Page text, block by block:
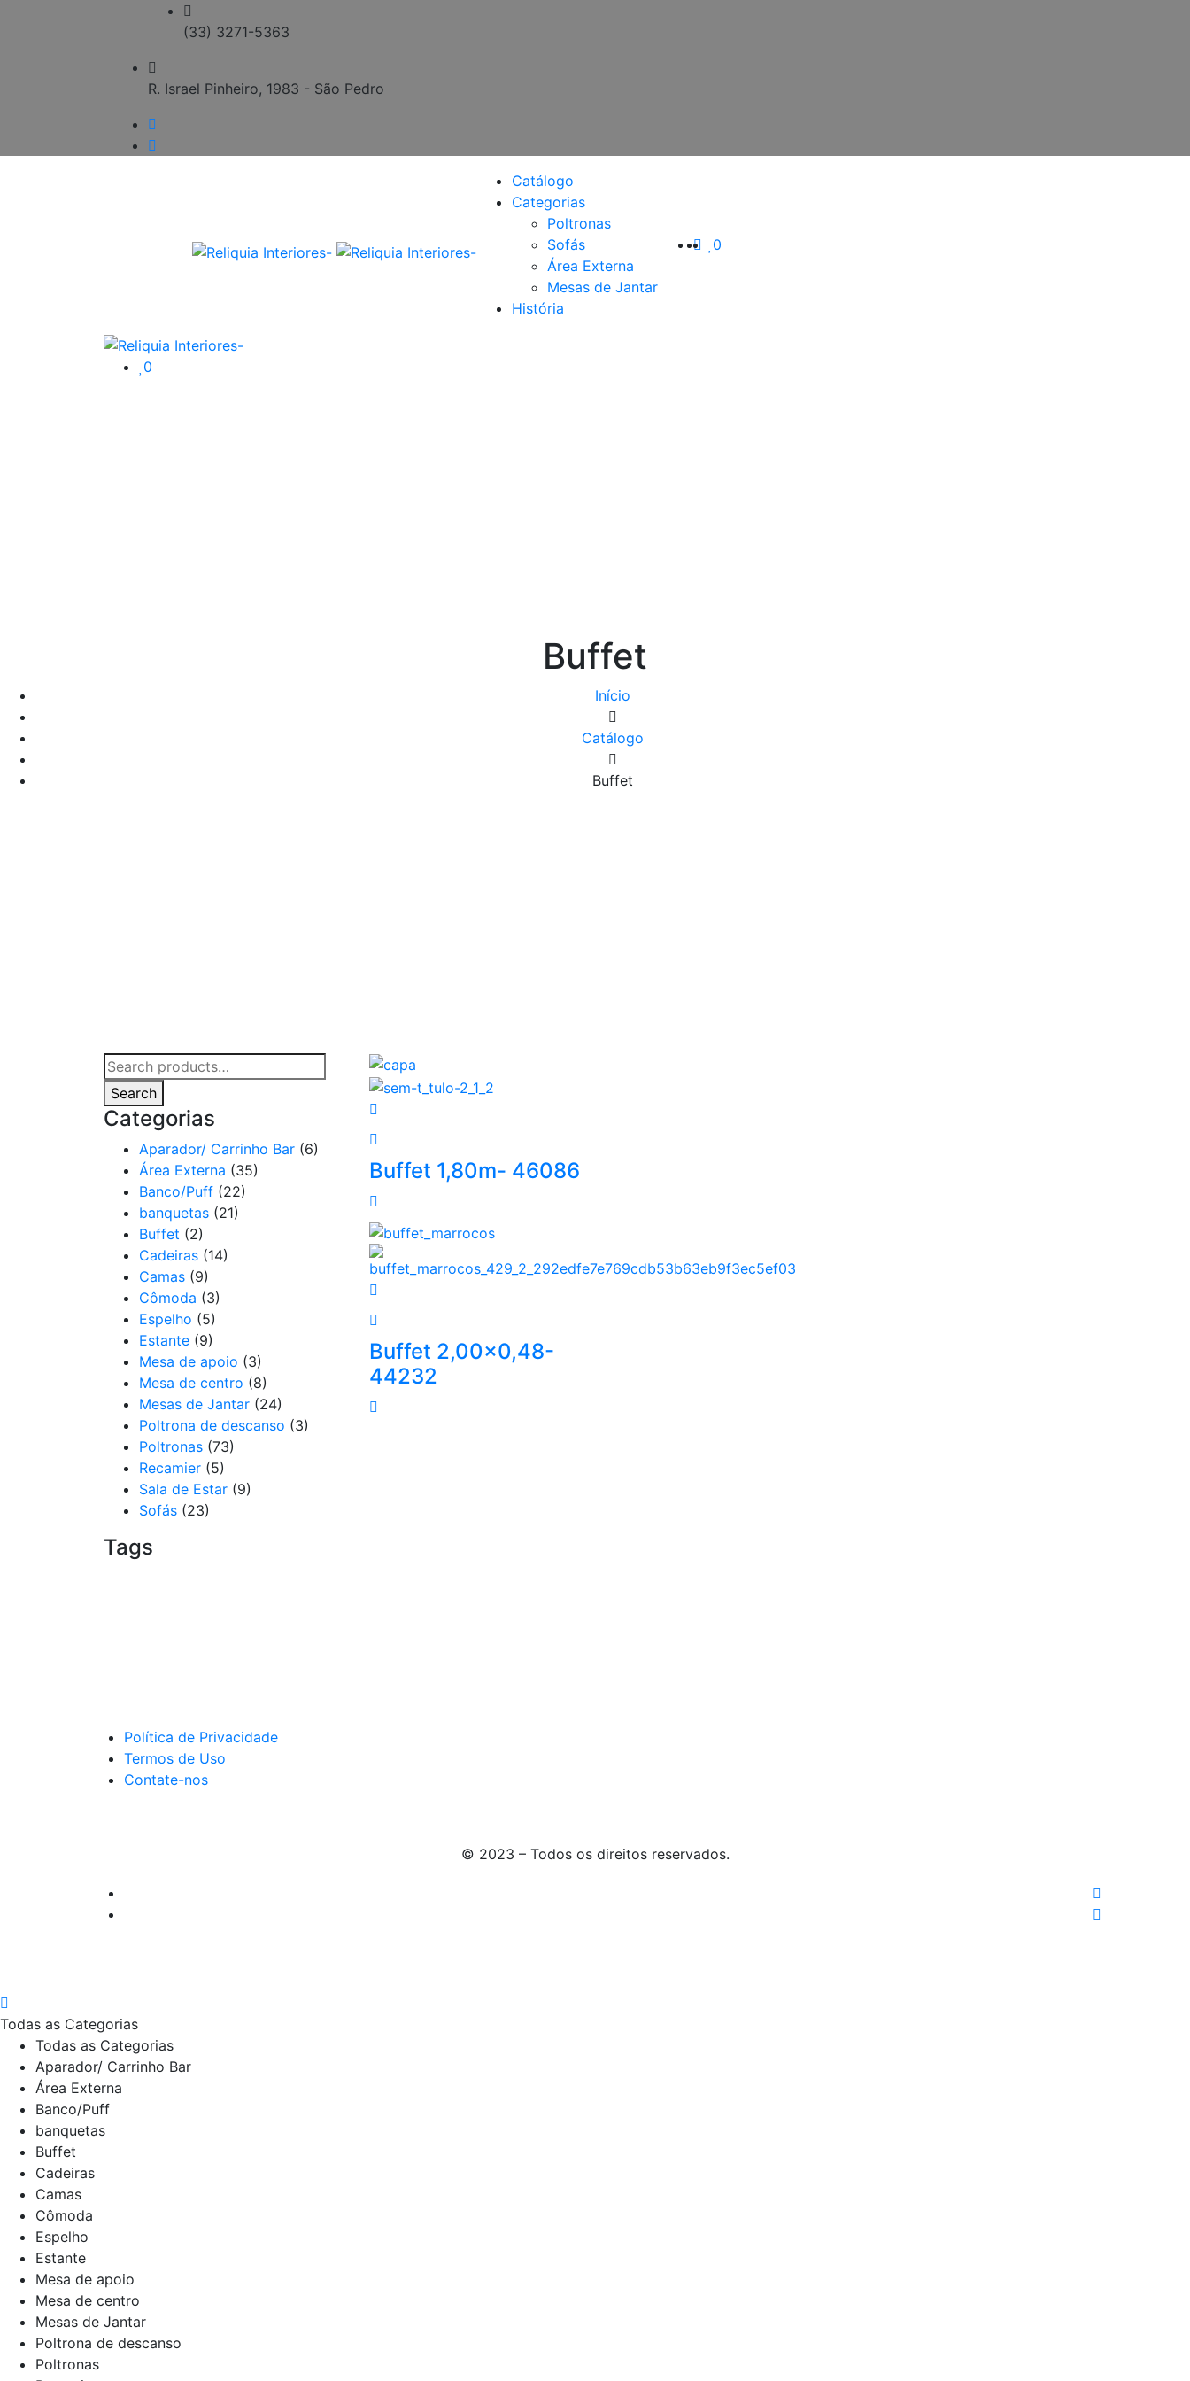
(33) 3271-5363
R. Israel Pinheiro, 1983 - São Pedro
Catálogo
Categorias
Poltronas
Sofás
Área Externa
Mesas de Jantar
História
0
0
Buffet
Início
Catálogo
Buffet
Buffet 1,80m- 46086
Buffet 2,00×0,48-
44232
Search
for:
Search
Categorias
Aparador/ Carrinho Bar (6)
Área Externa (35)
Banco/Puff (22)
banquetas (21)
Buffet (2)
Cadeiras (14)
Camas (9)
Cômoda (3)
Espelho (5)
Estante (9)
Mesa de apoio (3)
Mesa de centro (8)
Mesas de Jantar (24)
Poltrona de descanso (3)
Poltronas (73)
Recamier (5)
Sala de Estar (9)
Sofás (23)
Tags
Política de Privacidade
Termos de Uso
Contate-nos
© 2023 – Todos os direitos reservados.
Todas as Categorias
Todas as Categorias
Aparador/ Carrinho Bar
Área Externa
Banco/Puff
banquetas
Buffet
Cadeiras
Camas
Cômoda
Espelho
Estante
Mesa de apoio
Mesa de centro
Mesas de Jantar
Poltrona de descanso
Poltronas